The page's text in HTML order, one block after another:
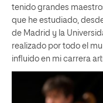
tenido grandes
que he estudiado,
de Madrid y la
realizado por todo el
influido en mi carrera